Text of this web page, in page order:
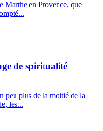
Marthe en Provence, que
de spiritualité
peu plus de la moitié de la
les...